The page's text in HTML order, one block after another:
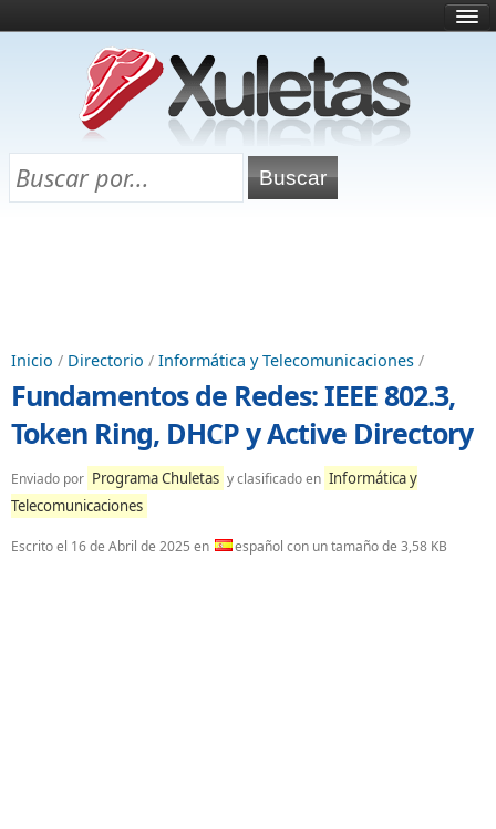
¿Qué es esto?
Directorio
Chuletas para exámenes
Inicio / Directorio / Informática y Telecomunicaciones /
Fundamentos de Redes: IEEE 802.3,
Token Ring, DHCP y Active Directory
Enviado por Programa Chuletas y clasificado en Informática y
Telecomunicaciones
Escrito el 16 de Abril de 2025 en español con un tamaño de 3,58 KB